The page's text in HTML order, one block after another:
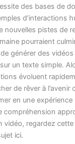
des bases de
d’interactions
nouvelles pistes de
pourraient
générer des
un texte simple.
évoluent
de rêver à l’avenir
en une
compréhension
vidéo, regardez
ici.